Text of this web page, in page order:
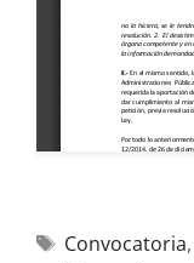
Convocatoria,